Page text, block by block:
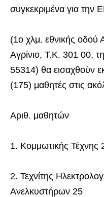
συγκεκριμένα για
(1ο χλμ. εθνικής οδού
Αγρίνιο, Τ.Κ. 301 00,
55314) θα εισαχθούν
(175) μαθητές στις
Αριθ. μαθητών
1. Κομμωτικής Τέχνης
2. Τεχνίτης
Ανελκυστήρων 25